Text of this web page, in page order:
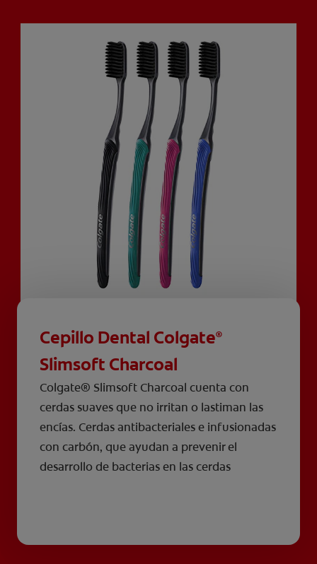
Cepillo Dental Colgate®
Slimsoft Charcoal
Colgate® Slimsoft Charcoal cuenta con
cerdas suaves que no irritan o lastiman las
encías. Cerdas antibacteriales e infusionadas
con carbón, que ayudan a prevenir el
desarrollo de bacterias en las cerdas